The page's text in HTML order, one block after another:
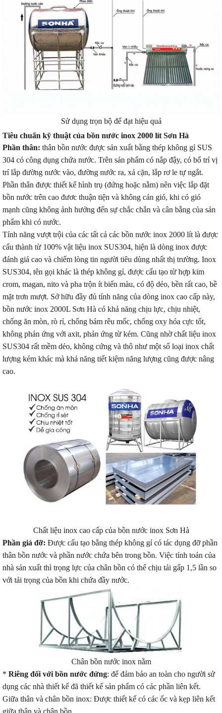
Sử dụng trọn bộ để đạt hiệu quả
Tiêu chuẩn kỹ thuật của bồn nước inox 2000 lít Sơn Hà
Phần thân: thân bồn nước được sản xuất bằng thép không gỉ SUS
304 có công dụng chứa nước. Trên sản phẩm có nắp đậy, có bố trí vị
trí lắp đường nước vào, đường nước ra, xả cặn, lắp rơ le tự ngắt.
Phần thân được thiết kế hình trụ (đứng hoặc nằm) nên việc lắp đặt
bồn nước trên cao đươc thuận tiện và không cản gió, khi có gió
mạnh cũng không ảnh hưởng đến sự chắc chắn và cân bằng của sản
phẩm khi có nước.
Tính năng vượt trội của các tất cả các bồn nước inox 2000 lít là được
cấu thành từ 100% vật liệu inox SUS304, hiện là dòng inox được
đánh giá cao và chiếm lòng tin người tiêu dùng nhất thị trường. Inox
SUS304, tên gọi khác là thép không gỉ, được cấu tạo từ hợp kim
crom, magan, nito và pha trộn ít biến màu, có độ dẻo, bền rất cao, bề
mặt trơn mượt. Sở hữu đầy đủ tính năng của dòng inox cao cấp này,
bồn nước inox 2000L Sơn Hà có khả năng chịu lực, chịu nhiệt,
chống ăn mòn, rò rỉ, chống bám rêu mốc, chống oxy hóa cực tốt,
không phản ứng với axit, phản ứng từ kém. Cũng nhờ chất liệu inox
SUS304 rất mềm dẻo, không cứng và thô như một số loại inox chất
lượng kém khác mà khả năng tiết kiệm năng lượng cũng được nâng
cao.
Chất liệu inox cao cấp của bồn nước inox Sơn Hà
Phần giá đỡ: Được cấu tạo bằng thép không gỉ có tác dụng đỡ phần
thân bồn nước và phần nước chứa bên trong bồn. Việc tính toán của
nhà sản xuất thì trọng lực của chân bồn có thể chịu tải gấp 1,5 lần so
với tải trọng của bồn khi chứa đầy nước.
Chân bồn nước inox nằm
* Riêng đối với bồn nước đứng: để đảm bảo an toàn cho người sử
dụng các nhà thiết kế đã thiết kế sản phẩm có các phần liên kết.
Giữa thân và chân bồn inox: Được thiết kế có các ốc và kẹp liên kết
giữa thân và chân bồn